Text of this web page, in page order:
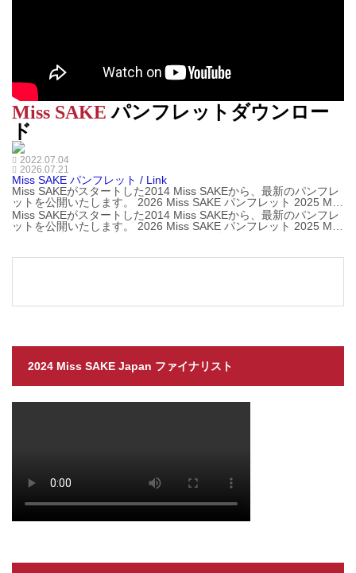
Miss SAKEパンフレットダウンロー
ド
2022.07.04
2026.07.21
Miss SAKE パンフレット / Link
Miss SAKEがスタートした2014 Miss SAKEから、最新のパンフレ
ットを公開いたします。 2026 Miss SAKE パンフレット 2025 Mis
s SAKE パンフレット 2024 Miss SAKE パンフレット 2023 Miss ...
Miss SAKEがスタートした2014 Miss SAKEから、最新のパンフレ
ットを公開いたします。 2026 Miss SAKE パンフレット 2025 Mis
2024 Miss SAKE Japan ファイナリスト